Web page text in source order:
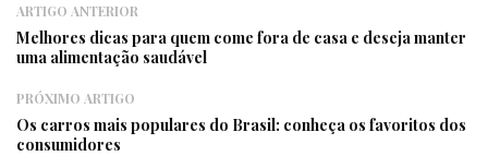
ARTIGO ANTERIOR
Melhores dicas para quem come fora de casa e deseja manter
uma alimentação saudável
PRÓXIMO ARTIGO
Os carros mais populares do Brasil: conheça os favoritos dos
consumidores